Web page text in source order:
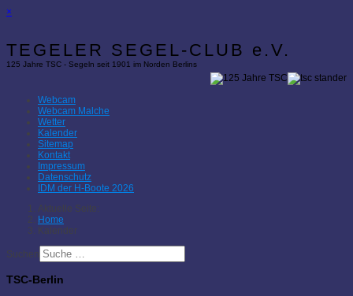
×
TEGELER SEGEL-CLUB e.V.
125 Jahre TSC - Segeln seit 1901 im Norden Berlins
Webcam
Webcam Malche
Wetter
Kalender
Sitemap
Kontakt
Impressum
Datenschutz
IDM der H-Boote 2026
Aktuelle Seite:
Home
Kalender
Suchen
TSC-Berlin